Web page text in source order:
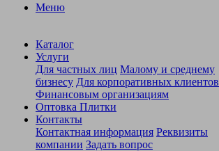
Меню
Каталог
Услуги
Для частных лиц Малому и среднему
бизнесу Для корпоративных клиентов
Финансовым организациям
Оптовка Плитки
Контакты
Контактная информация Реквизиты
компании Задать вопрос